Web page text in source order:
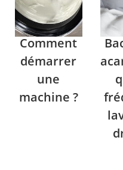
Comment
démarrer
une
machine ?